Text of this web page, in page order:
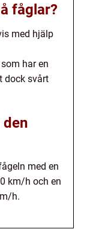
fåglar?
med hjälp
har en
dock svårt
den
med en
km/h och en
h.